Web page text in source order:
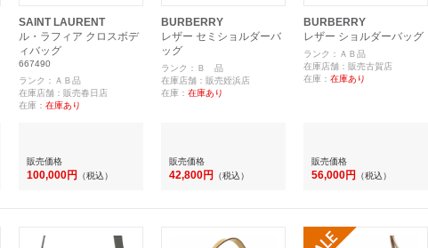
SAINT LAURENT
ル・ラフィア クロスボデ
ィバッグ
667490
ランク：ＡＢ品
在庫店舗：販売春日店
在庫： 在庫あり
販売価格
100,000円 （税込）
BURBERRY
レザー セミショルダーバ
ッグ
ランク：Ｂ 品
在庫店舗：販売姪浜店
在庫： 在庫あり
販売価格
42,800円 （税込）
BURBERRY
レザー ショルダーバッグ
ランク：ＡＢ品
在庫店舗：販売古賀店
在庫： 在庫あり
販売価格
56,000円 （税込）